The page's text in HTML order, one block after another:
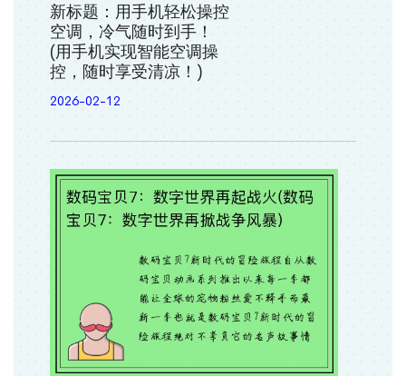
新标题：用手机轻松操控
空调，冷气随时到手！
(用手机实现智能空调操
控，随时享受清凉！)
2026-02-12